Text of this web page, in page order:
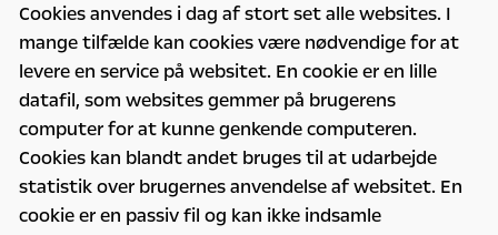
Cookies anvendes i dag af stort set alle websites. I
mange tilfælde kan cookies være nødvendige for at
levere en service på websitet. En cookie er en lille
datafil, som websites gemmer på brugerens
computer for at kunne genkende computeren.
Cookies kan blandt andet bruges til at udarbejde
statistik over brugernes anvendelse af websitet. En
cookie er en passiv fil og kan ikke indsamle